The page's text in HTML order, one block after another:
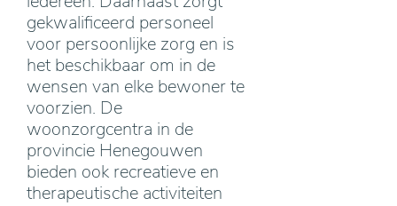
gekwalificeerd personeel
voor persoonlijke zorg en is
het beschikbaar om in de
wensen van elke bewoner te
voorzien. De
woonzorgcentra in de
provincie Henegouwen
bieden ook recreatieve en
therapeutische activiteiten